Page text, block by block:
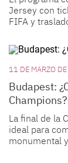
Jersey con
FIFA y
11 DE MARZO
Budapest:
Champions?
La final de la
ideal para
monumental